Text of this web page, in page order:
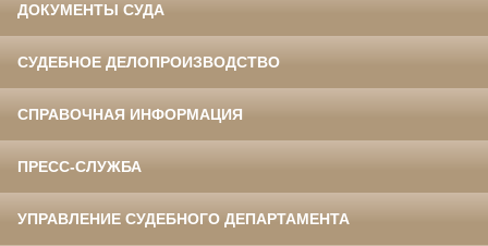
ДОКУМЕНТЫ СУДА
СУДЕБНОЕ ДЕЛОПРОИЗВОДСТВО
СПРАВОЧНАЯ ИНФОРМАЦИЯ
ПРЕСС-СЛУЖБА
УПРАВЛЕНИЕ СУДЕБНОГО ДЕПАРТАМЕНТА